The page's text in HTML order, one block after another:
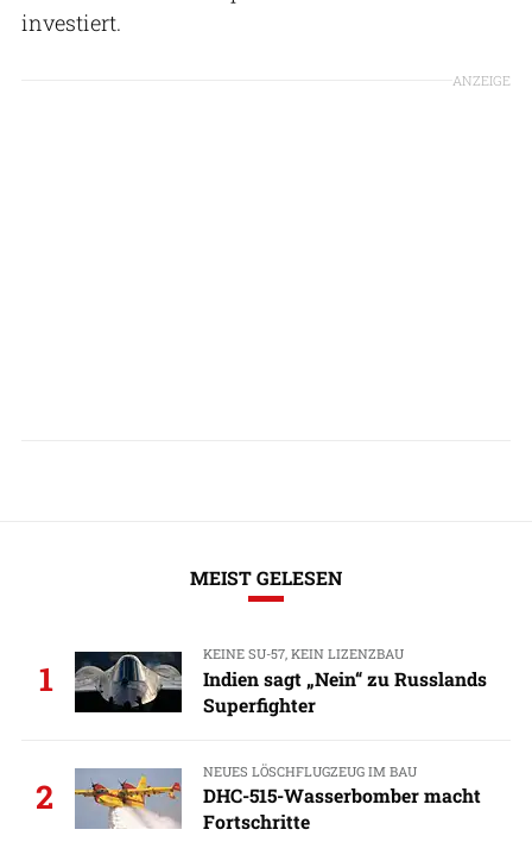
investiert.
ANZEIGE
MEIST GELESEN
1
KEINE SU-57, KEIN LIZENZBAU
Indien sagt „Nein“ zu Russlands
Superfighter
2
NEUES LÖSCHFLUGZEUG IM BAU
DHC-515-Wasserbomber macht
Fortschritte